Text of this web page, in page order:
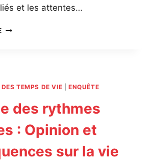
et les attentes…
BIEN-
TEMPS DE VIE |ENQUÊTE
des rythmes
: Opinion et
sur la vie